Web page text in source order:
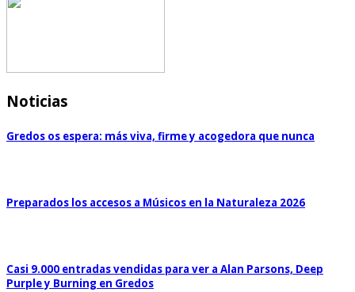
Noticias
Gredos os espera: más viva, firme y acogedora que nunca
Preparados los accesos a Músicos en la Naturaleza 2026
Casi 9.000 entradas vendidas para ver a Alan Parsons, Deep
Purple y Burning en Gredos